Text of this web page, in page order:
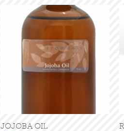
クイックビュー
JOJOBA OIL